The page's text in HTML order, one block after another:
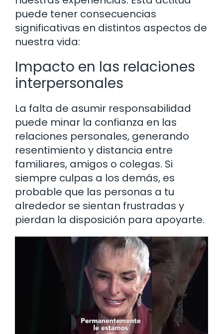
puede tener consecuencias
significativas en distintos aspectos de
nuestra vida:
Impacto en las relaciones
interpersonales
La falta de asumir responsabilidad
puede minar la confianza en las
relaciones personales, generando
resentimiento y distancia entre
familiares, amigos o colegas. Si
siempre culpas a los demás, es
probable que las personas a tu
alrededor se sientan frustradas y
pierdan la disposición para apoyarte.